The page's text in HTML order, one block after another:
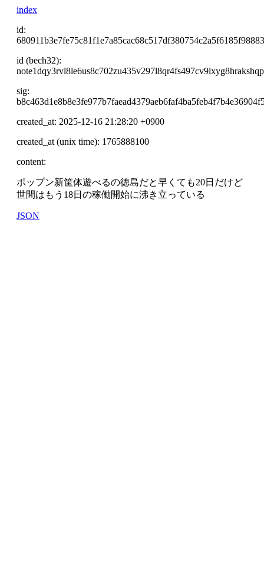
index
id:
id (bech32):
sig:
created_at: 2025-12-16 21:28:20 +0900
created_at (unix time): 1765888100
content:
ポップン新筐体遊べるの徳島だと早くても20日だけど
世間はもう18日の稼働開始に沸き立っている
JSON